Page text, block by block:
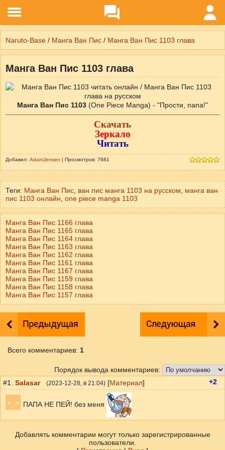
Naruto-Base / Манга Ван Пис / Манга Ван Пис 1103 глава
Манга Ван Пис 1103 глава
Манга Ван Пис 1103 (One Piece Manga) - "Прости, папа!"
Скачать
Зеркало
Читать
Добавил: AdamJensen | Просмотров: 7681
Теги: Манга Ван Пис ван пис манга 1103 на русском
манга ван
пис 1103 онлайн one piece manga 1103
Манга Ван Пис 1166 глава
Манга Ван Пис 1165 глава
Манга Ван Пис 1164 глава
Манга Ван Пис 1163 глава
Манга Ван Пис 1162 глава
Манга Ван Пис 1161 глава
Манга Ван Пис 1167 глава
Манга Ван Пис 1159 глава
Манга Ван Пис 1158 глава
Манга Ван Пис 1157 глава
Всего комментариев: 1
Порядок вывода комментариев:
#1. Salasar (2023-12-28 , в 21:04) [Материал]
>_> ПАПА НЕ ПЕЙ! без меня
+2
Добавлять комментарии могут только зарегистрированные
пользователи.